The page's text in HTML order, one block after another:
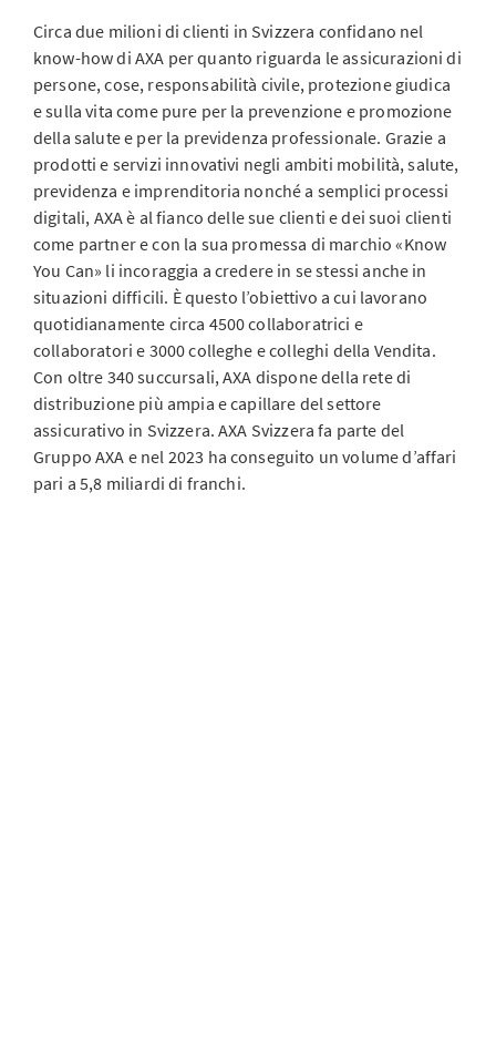
Circa due milioni di clienti in Svizzera confidano nel
know-how di AXA per quanto riguarda le assicurazioni di
persone, cose, responsabilità civile, protezione giudica
e sulla vita come pure per la prevenzione e promozione
della salute e per la previdenza professionale. Grazie a
prodotti e servizi innovativi negli ambiti mobilità, salute,
previdenza e imprenditoria nonché a semplici processi
digitali, AXA è al fianco delle sue clienti e dei suoi clienti
come partner e con la sua promessa di marchio «Know
You Can» li incoraggia a credere in se stessi anche in
situazioni difficili. È questo l’obiettivo a cui lavorano
quotidianamente circa 4500 collaboratrici e
collaboratori e 3000 colleghe e colleghi della Vendita.
Con oltre 340 succursali, AXA dispone della rete di
distribuzione più ampia e capillare del settore
assicurativo in Svizzera. AXA Svizzera fa parte del
Gruppo AXA e nel 2023 ha conseguito un volume d’affari
pari a 5,8 miliardi di franchi.